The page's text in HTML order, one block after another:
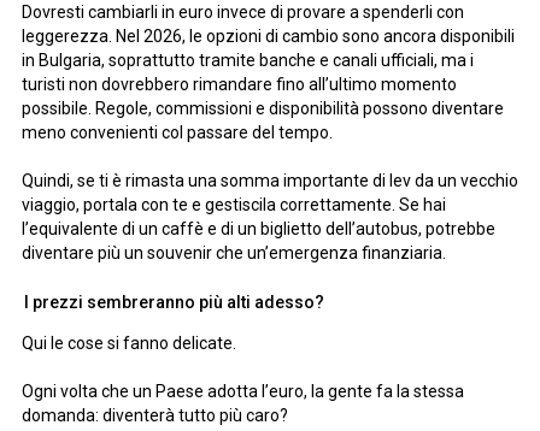
Dovresti cambiarli in euro invece di provare a spenderli con
leggerezza. Nel 2026, le opzioni di cambio sono ancora disponibili
in Bulgaria, soprattutto tramite banche e canali ufficiali, ma i
turisti non dovrebbero rimandare fino all’ultimo momento
possibile. Regole, commissioni e disponibilità possono diventare
meno convenienti col passare del tempo.
Quindi, se ti è rimasta una somma importante di lev da un vecchio
viaggio, portala con te e gestiscila correttamente. Se hai
l’equivalente di un caffè e di un biglietto dell’autobus, potrebbe
diventare più un souvenir che un’emergenza finanziaria.
I prezzi sembreranno più alti adesso?
Qui le cose si fanno delicate.
Ogni volta che un Paese adotta l’euro, la gente fa la stessa
domanda: diventerà tutto più caro?